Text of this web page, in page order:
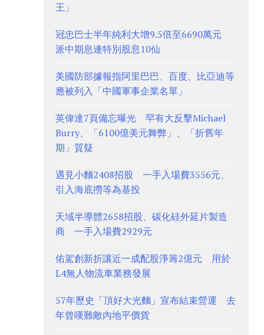
王」
冠忠巴士半年純利大增9.5倍至6690萬元
派中期息連特別股息10仙
美國防部據報指阿里巴巴、百度、比亞迪等
應被列入「中國軍事企業名單」
英偉達7頁備忘曝光 罕有大反擊Michael
Burry、「6100億美元舞弊」、「折舊年
期」質疑
遇見小麵2408招股 一手入場費3556元、
引入海底撈等為基投
天域半導體2658招股、碳化硅外延片製造
商 一手入場費2929元
佑駕創新折讓近一成配股淨籌2億元 用於
L4無人物流車業務發展
57年歷史「頂好大光麵」宣布結束營運 去
年曾嘆難敵內地平價貨